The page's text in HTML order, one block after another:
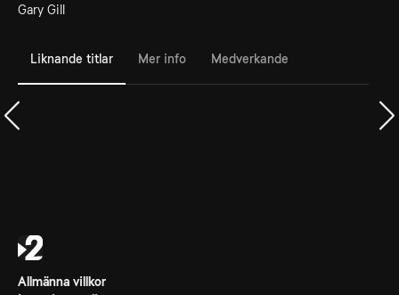
Gary Gill
Liknande titlar Mer info Medverkande
Allmänna villkor